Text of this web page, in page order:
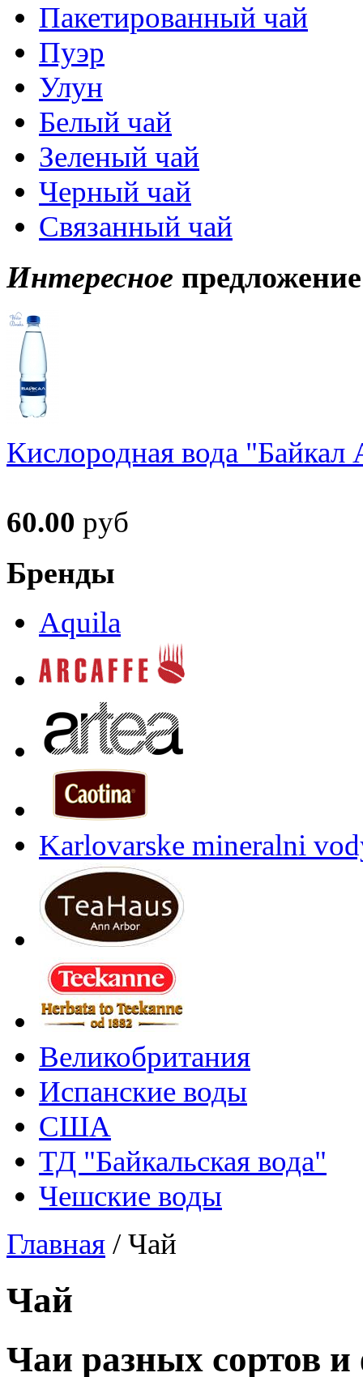
Пакетированный чай
Пуэр
Улун
Белый чай
Зеленый чай
Черный чай
Связанный чай
Интересное предложение
Кислородная вода "Байкал
60.00 руб
Бренды
Aquila
Karlovarske mineralni
Великобритания
Испанские воды
США
ТД "Байкальская вода"
Чешские воды
Главная /Чай
Чай
Чаи разных сортов и